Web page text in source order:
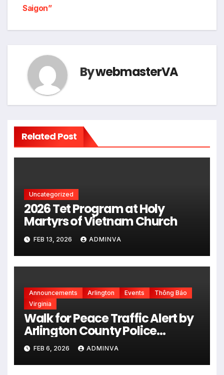
Saigon”
BywebmasterVA
Related Post
Uncategorized
2026 Tet Program at Holy
Martyrs of Vietnam Church
FEB 13, 2026 ADMINVA
Announcements Arlington Events
Thông Báo
Virginia
Walk for Peace Traffic Alert by
Arlington County Police
Department on Monday,
February 9 and Tuesday,
February 10, 2026
FEB 6, 2026 ADMINVA